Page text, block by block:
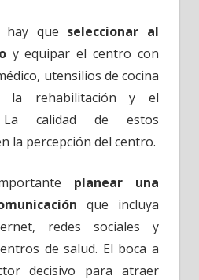
hay que seleccionar al
y equipar el centro con
utensilios de cocina
la rehabilitación y el
La calidad de estos
la percepción del centro.
planear una
que incluya
redes sociales y
de salud. El boca a
decisivo para atraer